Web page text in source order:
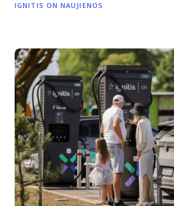
IGNITIS ON NAUJIENOS